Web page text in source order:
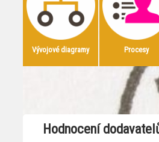
Vývojové diagramy Procesy
Hodnocení